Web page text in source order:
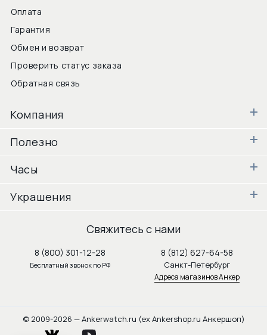
Оплата
Гарантия
Обмен и возврат
Проверить статус заказа
Обратная связь
Компания
Полезно
Часы
Украшения
Свяжитесь с нами
8 (800) 301-12-28
Бесплатный звонок по РФ
8 (812) 627-64-58
Санкт-Петербург
Адреса магазинов Анкер
© 2009-2026 — Ankerwatch.ru (ex Ankershop.ru Анкершоп)
vkontakte youtube